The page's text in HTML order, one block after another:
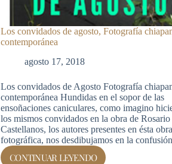
Los convidados de agosto, Fotografía
contemporánea
agosto 17, 2018
Los convidados de Agosto Fotografía
contemporánea Hundidas en el sopor de las
ensoñaciones caniculares, como imagino
los mismos convidados en la obra de Rosario
Castellanos, los autores presentes en ésta obra
fotográfica, nos desdibujamos en la
CONTINUAR LEYENDO